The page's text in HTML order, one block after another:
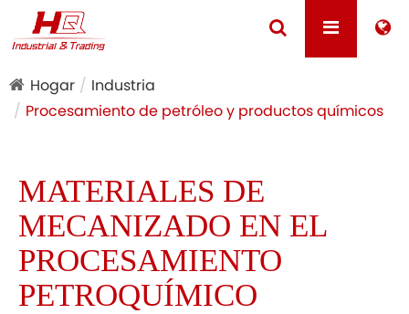
Hogar
Industria
Procesamiento de petróleo y productos químicos
MATERIALES DE
MECANIZADO EN EL
PROCESAMIENTO
PETROQUÍMICO